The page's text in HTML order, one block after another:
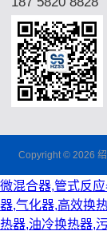
Copyright © 2026
微混合器,管式反
器,气化器,高效换
热器,油冷换热器,